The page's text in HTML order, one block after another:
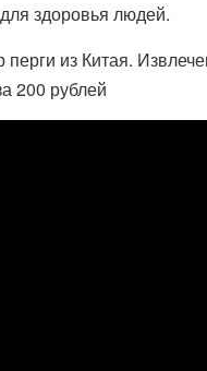
здоровья людей.
перги из Китая.
200 рублей